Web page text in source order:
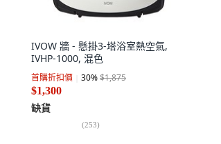
IVOW 牆 - 懸掛3-塔浴室熱空氣,
IVHP-1000, 混色
首購折扣價 30%$1,875
$1,300
缺貨
(253)